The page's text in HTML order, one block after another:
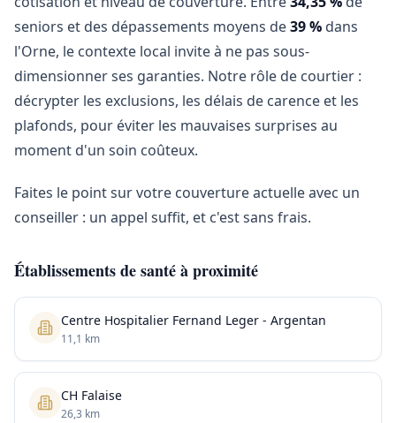
seniors et des dépassements moyens de39 % dans
l'Orne, le contexte local invite à ne pas sous-
dimensionner ses garanties. Notre rôle de courtier :
décrypter les exclusions, les délais de carence et les
plafonds, pour éviter les mauvaises surprises au
moment d'un soin coûteux.
Faites le point sur votre couverture actuelle avec un
conseiller : un appel suffit, et c'est sans frais.
Établissements de santé à proximité
Centre Hospitalier Fernand Leger - Argentan
11,1 km
CH Falaise
26,3 km